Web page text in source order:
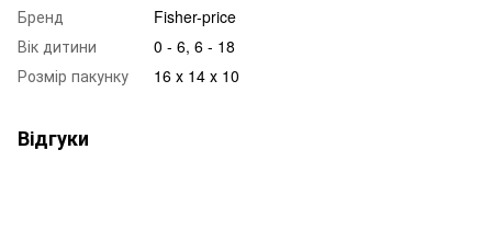
Бренд
Fisher-price
Вік дитини
0 - 6, 6 - 18
Розмір пакунку
16 х 14 х 10
Відгуки